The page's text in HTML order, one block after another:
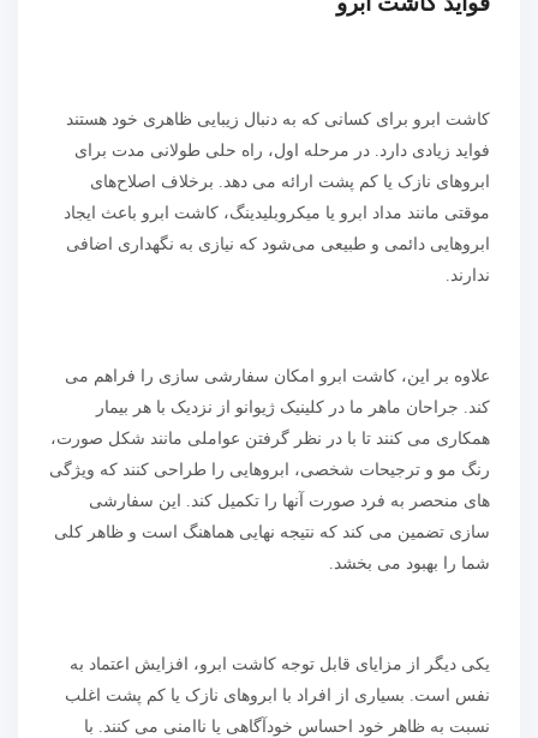
کاشت ابرو برای کسانی که به دنبال زیبایی ظاهری خود هستند
فواید زیادی دارد. در مرحله اول، راه حلی طولانی مدت برای
ابروهای نازک یا کم پشت ارائه می دهد. برخلاف اصلاح‌های
موقتی مانند مداد ابرو یا میکروبلیدینگ، کاشت ابرو باعث ایجاد
ابروهایی دائمی و طبیعی می‌شود که نیازی به نگهداری اضافی
ندارند.
علاوه بر این، کاشت ابرو امکان سفارشی سازی را فراهم می
کند. جراحان ماهر ما در کلینیک ژیوانو از نزدیک با هر بیمار
همکاری می کنند تا با در نظر گرفتن عواملی مانند شکل صورت،
رنگ مو و ترجیحات شخصی، ابروهایی را طراحی کنند که ویژگی
های منحصر به فرد صورت آنها را تکمیل کند. این سفارشی
سازی تضمین می کند که نتیجه نهایی هماهنگ است و ظاهر کلی
شما را بهبود می بخشد.
یکی دیگر از مزایای قابل توجه کاشت ابرو، افزایش اعتماد به
نفس است. بسیاری از افراد با ابروهای نازک یا کم پشت اغلب
نسبت به ظاهر خود احساس خودآگاهی یا ناامنی می کنند. با